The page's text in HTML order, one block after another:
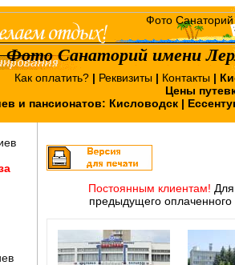
Фото Санаторий имени
Как оплатить? | Реквизиты | Контакты |
Цены
и пансионатов: Кисловодск |
Постоянным клиентам!
предыдущего оплаченного